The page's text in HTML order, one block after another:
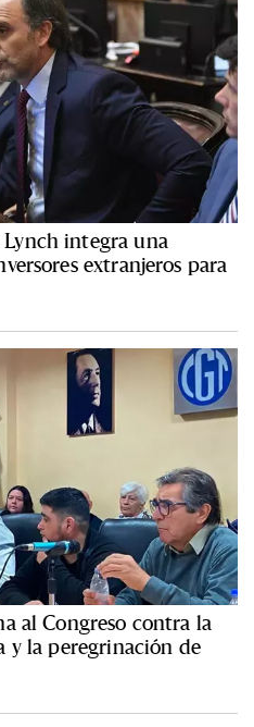
Lynch integra una
extranjeros para
al Congreso contra la
y la peregrinación de